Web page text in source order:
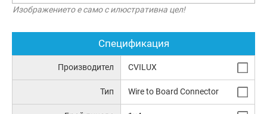
Изображението е само с илюстративна цел!
Спецификация
Производител CVILUX
Тип Wire to Board Connector